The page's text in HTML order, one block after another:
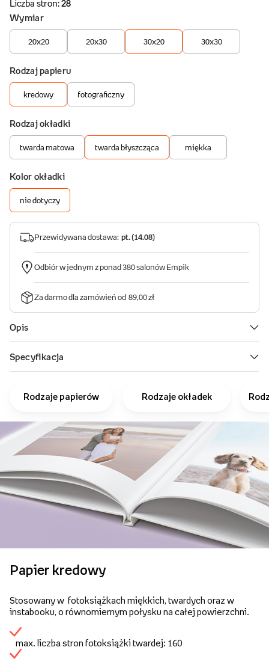
Rodzaje papierów Rodzaje okładek
Papier kredowy
Stosowany w fotoksiążkach miękkich, twardych oraz w
instabooku, o równomiernym połysku na całej powierzchni.
max. liczba stron fotoksiążki twardej: 160